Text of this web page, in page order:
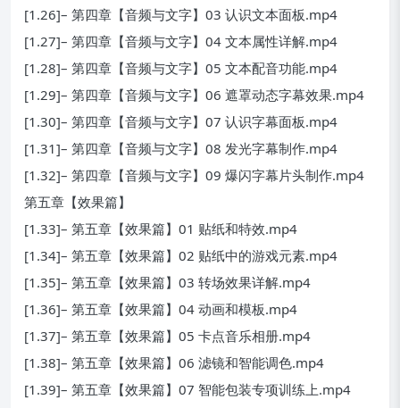
[1.26]– 第四章【音频与文字】03 认识文本面板.mp4
[1.27]– 第四章【音频与文字】04 文本属性详解.mp4
[1.28]– 第四章【音频与文字】05 文本配音功能.mp4
[1.29]– 第四章【音频与文字】06 遮罩动态字幕效果.mp4
[1.30]– 第四章【音频与文字】07 认识字幕面板.mp4
[1.31]– 第四章【音频与文字】08 发光字幕制作.mp4
[1.32]– 第四章【音频与文字】09 爆闪字幕片头制作.mp4
第五章【效果篇】
[1.33]– 第五章【效果篇】01 贴纸和特效.mp4
[1.34]– 第五章【效果篇】02 贴纸中的游戏元素.mp4
[1.35]– 第五章【效果篇】03 转场效果详解.mp4
[1.36]– 第五章【效果篇】04 动画和模板.mp4
[1.37]– 第五章【效果篇】05 卡点音乐相册.mp4
[1.38]– 第五章【效果篇】06 滤镜和智能调色.mp4
[1.39]– 第五章【效果篇】07 智能包装专项训练上.mp4